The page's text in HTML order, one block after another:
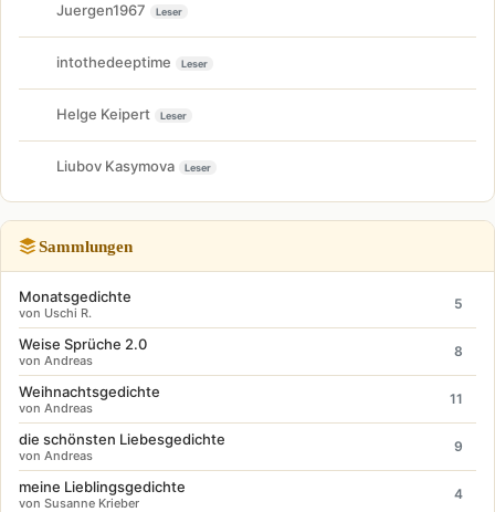
Juergen1967 Leser
intothedeeptime Leser
Helge Keipert Leser
Liubov Kasymova Leser
Sammlungen
Monatsgedichte
von Uschi R.
5
Weise Sprüche 2.0
von Andreas
8
Weihnachtsgedichte
von Andreas
11
die schönsten Liebesgedichte
von Andreas
9
meine Lieblingsgedichte
von Susanne Krieber
4